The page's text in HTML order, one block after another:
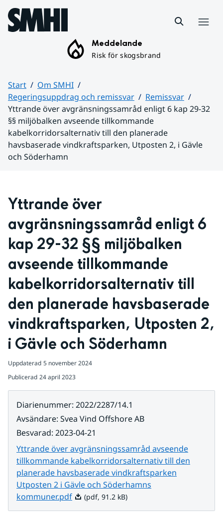
Hoppa till sidans innehåll
Meddelande
Risk för skogsbrand
Start
Om SMHI
Regeringsuppdrag och remissvar
Remissvar
Yttrande över avgränsningssamråd enligt 6 kap 29-32
§§ miljöbalken avseende tillkommande
kabelkorridorsalternativ till den planerade
havsbaserade vindkraftsparken, Utposten 2, i Gävle
och Söderhamn
Yttrande över
avgränsningssamråd enligt 6
kap 29-32 §§ miljöbalken
avseende tillkommande
kabelkorridorsalternativ till
den planerade havsbaserade
vindkraftsparken, Utposten 2,
i Gävle och Söderhamn
Uppdaterad 5 november 2024
Publicerad 24 april 2023
Diarienummer: 2022/2287/14.1
Avsändare: Svea Vind Offshore AB
Besvarad: 2023-04-21
Yttrande över avgränsningssamråd avseende
tillkommande kabelkorridorsalternativ till den
planerade havsbaserade vindkraftsparken
Utposten 2 i Gävle och Söderhamns
kommuner.pdfPdf, 91.2 kB.
(pdf, 91.2 kB)